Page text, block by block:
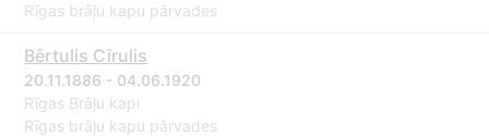
Rīgas brāļu kapu pārvades
Bērtulis Cīrulis
20.11.1886 - 04.06.1920
Rīgas Brāļu kapi
Rīgas brāļu kapu pārvades